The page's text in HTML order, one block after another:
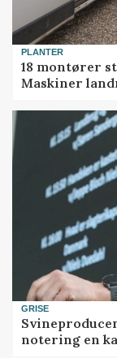
PLANTER
18 montører
Maskiner
GRISE
notering en